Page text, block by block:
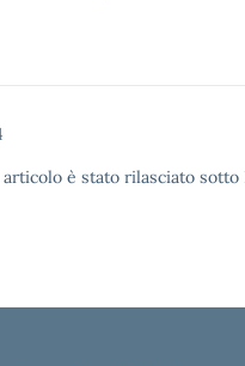
è stato rilasciato